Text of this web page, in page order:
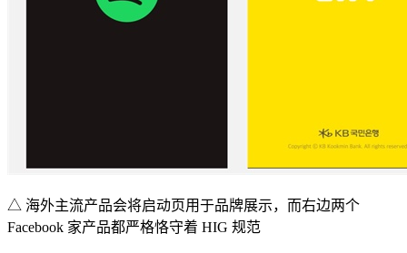
△ 海外主流产品会将启动页用于品牌展示，而右边两个
Facebook 家产品都严格恪守着 HIG 规范